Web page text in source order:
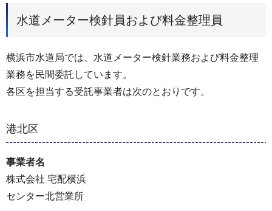
水道メーター検針員および料金整理員
横浜市水道局では、水道メーター検針業務および料金整理
業務を民間委託しています。
各区を担当する受託事業者は次のとおりです。
港北区
事業者名
株式会社 宅配横浜
センター北営業所